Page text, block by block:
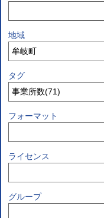
地域
タグ
フォーマット
ライセンス
グループ